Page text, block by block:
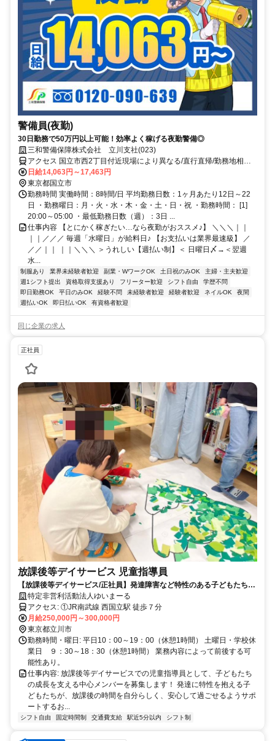
警備員(夜勤)
30日勤務で50万円以上可能！効率よく稼げる夜勤警備◎
三和警備保障株式会社 立川支社(023)
アクセス 国立市西2丁目付近現場により異なる/直行直帰/勤務地相談
可■電話面接■来社不要
日給14,063円～17,463円
東京都国立市
勤務時間 実働時間：8時間/日 平均勤務日数：1ヶ月あたり12日～22
日 ・勤務曜日：月・火・水・木・金・土・日・祝 ・勤務時間： [1]
20:00～05:00 ・最低勤務日数（週）：3日 ...
仕事内容 【とにかく稼ぎたい…なら夜勤がおススメ♪】 ＼＼＼｜｜
｜｜／／／ 毎週「水曜日」が給料日♪ 【お支払いは業界最速級】 ／
／／｜｜ ｜｜＼＼＼ ＞うれしい【週払い制】＜ 日曜日〆→＜翌週
水...
制服あり 業界未経験者歓迎 副業・WワークOK 土日祝のみOK
主婦・主夫歓迎
週1シフト提出
資格取得支援あり フリーター歓迎 シフト自由
学歴不問
即日勤務OK
平日のみOK 経験不問 未経験者歓迎 経験者歓迎 ネイルOK
夜間
週払いOK
即日払いOK 有資格者歓迎
同じ企業の求人
正社員
放課後等デイサービス 児童指導員
【放課後等デイサービス/正社員】発達障害など特性のある子どもたちの
発達段階や特性に合わせ、社会性や自立性を育むためのトレーニングサ
ポート！☆児童指導員未経験者・ブランクある方も歓迎！☆シフト柔軟
に対応します☆髪色,髪型,服装自由
特定非営利活動法人ゆいまーる
アクセス: ①JR南武線 西国立駅 徒歩７分
月給250,000円～300,000円
東京都立川市
勤務時間・曜日: 平日10：00～19：00（休憩1時間） 土曜日・学校休
業日 ９：30～18：30（休憩1時間） 業務内容によって前後する可
能性あり。
仕事内容: 放課後等デイサービスでの児童指導員として、子どもたち
の成長を支える中心メンバーを募集します！ 発達に特性を抱える子
どもたちが、放課後の時間を自分らしく、安心して過ごせるようサポ
ートするお...
シフト自由 固定時間制 交通費支給 駅近5分以内 シフト制